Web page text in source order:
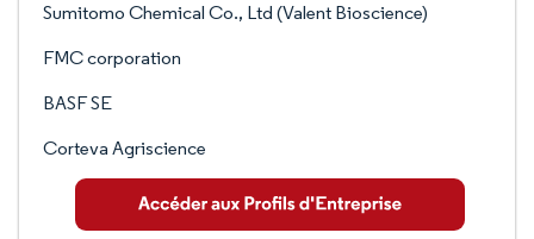
Sumitomo Chemical Co., Ltd (Valent Bioscience)
FMC corporation
BASF SE
Corteva Agriscience